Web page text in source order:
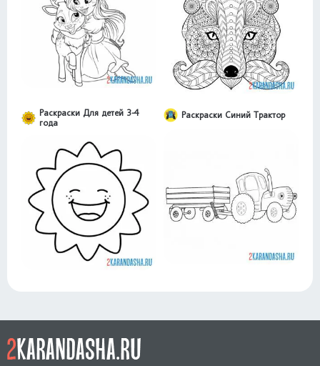
Раскраски Для детей 3-4
года
Раскраски Синий Трактор